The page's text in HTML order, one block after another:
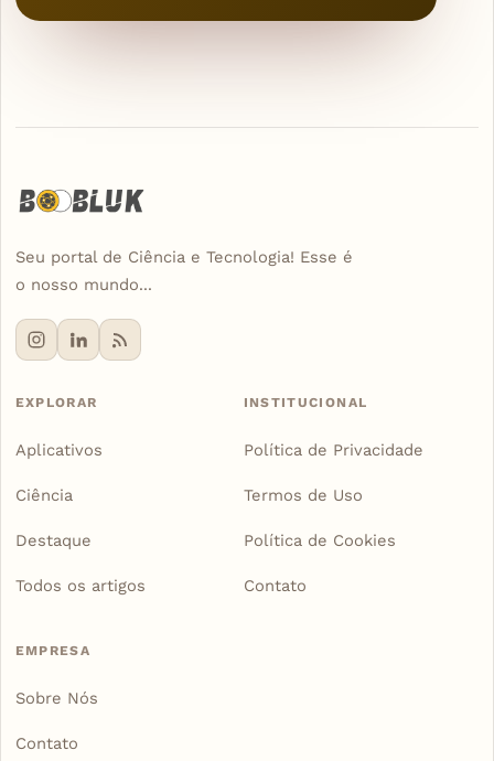
Seu portal de Ciência e Tecnologia! Esse é
o nosso mundo...
EXPLORAR
Aplicativos
Ciência
Destaque
Todos os artigos
INSTITUCIONAL
Política de Privacidade
Termos de Uso
Política de Cookies
Contato
EMPRESA
Sobre Nós
Contato